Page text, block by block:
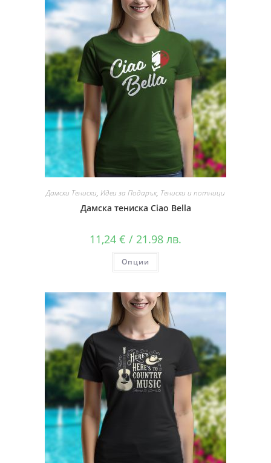
Дамски Тениски, Идеи за Подарък, Тениски и потници
Дамска тениска Ciao Bella
11,24 € / 21.98 лв.
Опции